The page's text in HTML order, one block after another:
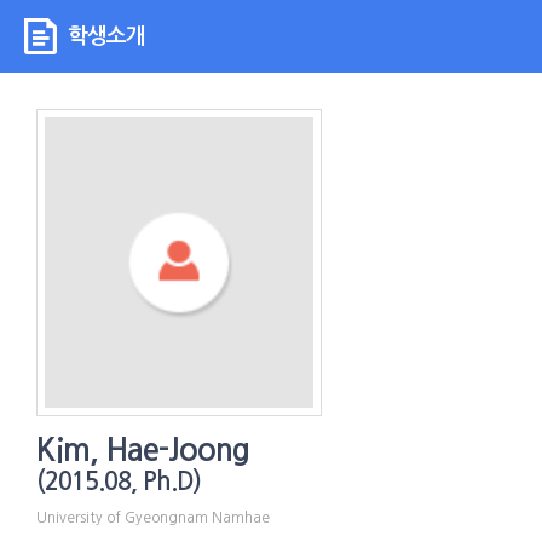
학생소개
Kim, Hae-Joong
(2015.08, Ph.D)
University of Gyeongnam Namhae